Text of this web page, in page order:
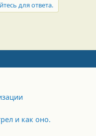
для ответа.
почта
и как оно.